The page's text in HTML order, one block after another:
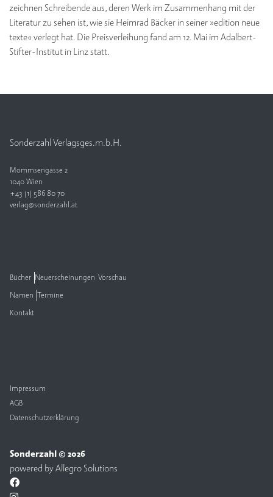
zeichnen Schreibende aus, deren Werk im Zusammenhang mit der
Literatur zu sehen ist, wie sie Heimrad Bäcker in seiner »edition neue
texte« verlegt hat. Die Preisverleihung fand am 12. Mai im Adalbert-
Stifter-Institut in Linz statt.
Sonderzahl Verlagsges.m.b.H.
Mommsengasse 2
1040 Wien
+43 (1) 586 80 70
verlag@sonderzahl.at
Bücher Neuerscheinungen Vorschau
Namen Termine
Kontakt
Impressum
AGB
Datenschutzerklärung
Sonderzahl © 2026
powered byAllegro Solutions